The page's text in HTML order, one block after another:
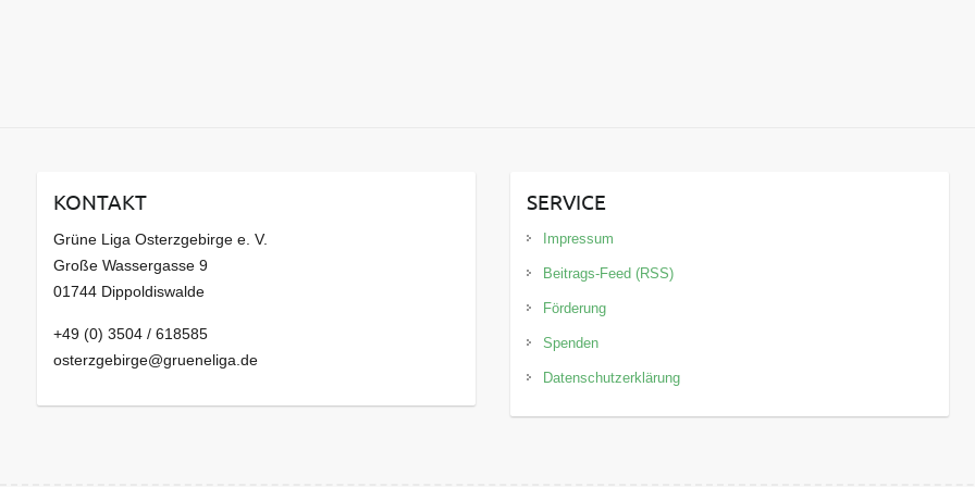
KONTAKT
Grüne Liga Osterzgebirge e. V.
Große Wassergasse 9
01744 Dippoldiswalde
+49 (0) 3504 / 618585
osterzgebirge@grueneliga.de
SERVICE
Impressum
Beitrags-Feed (RSS)
Förderung
Spenden
Datenschutzerklärung